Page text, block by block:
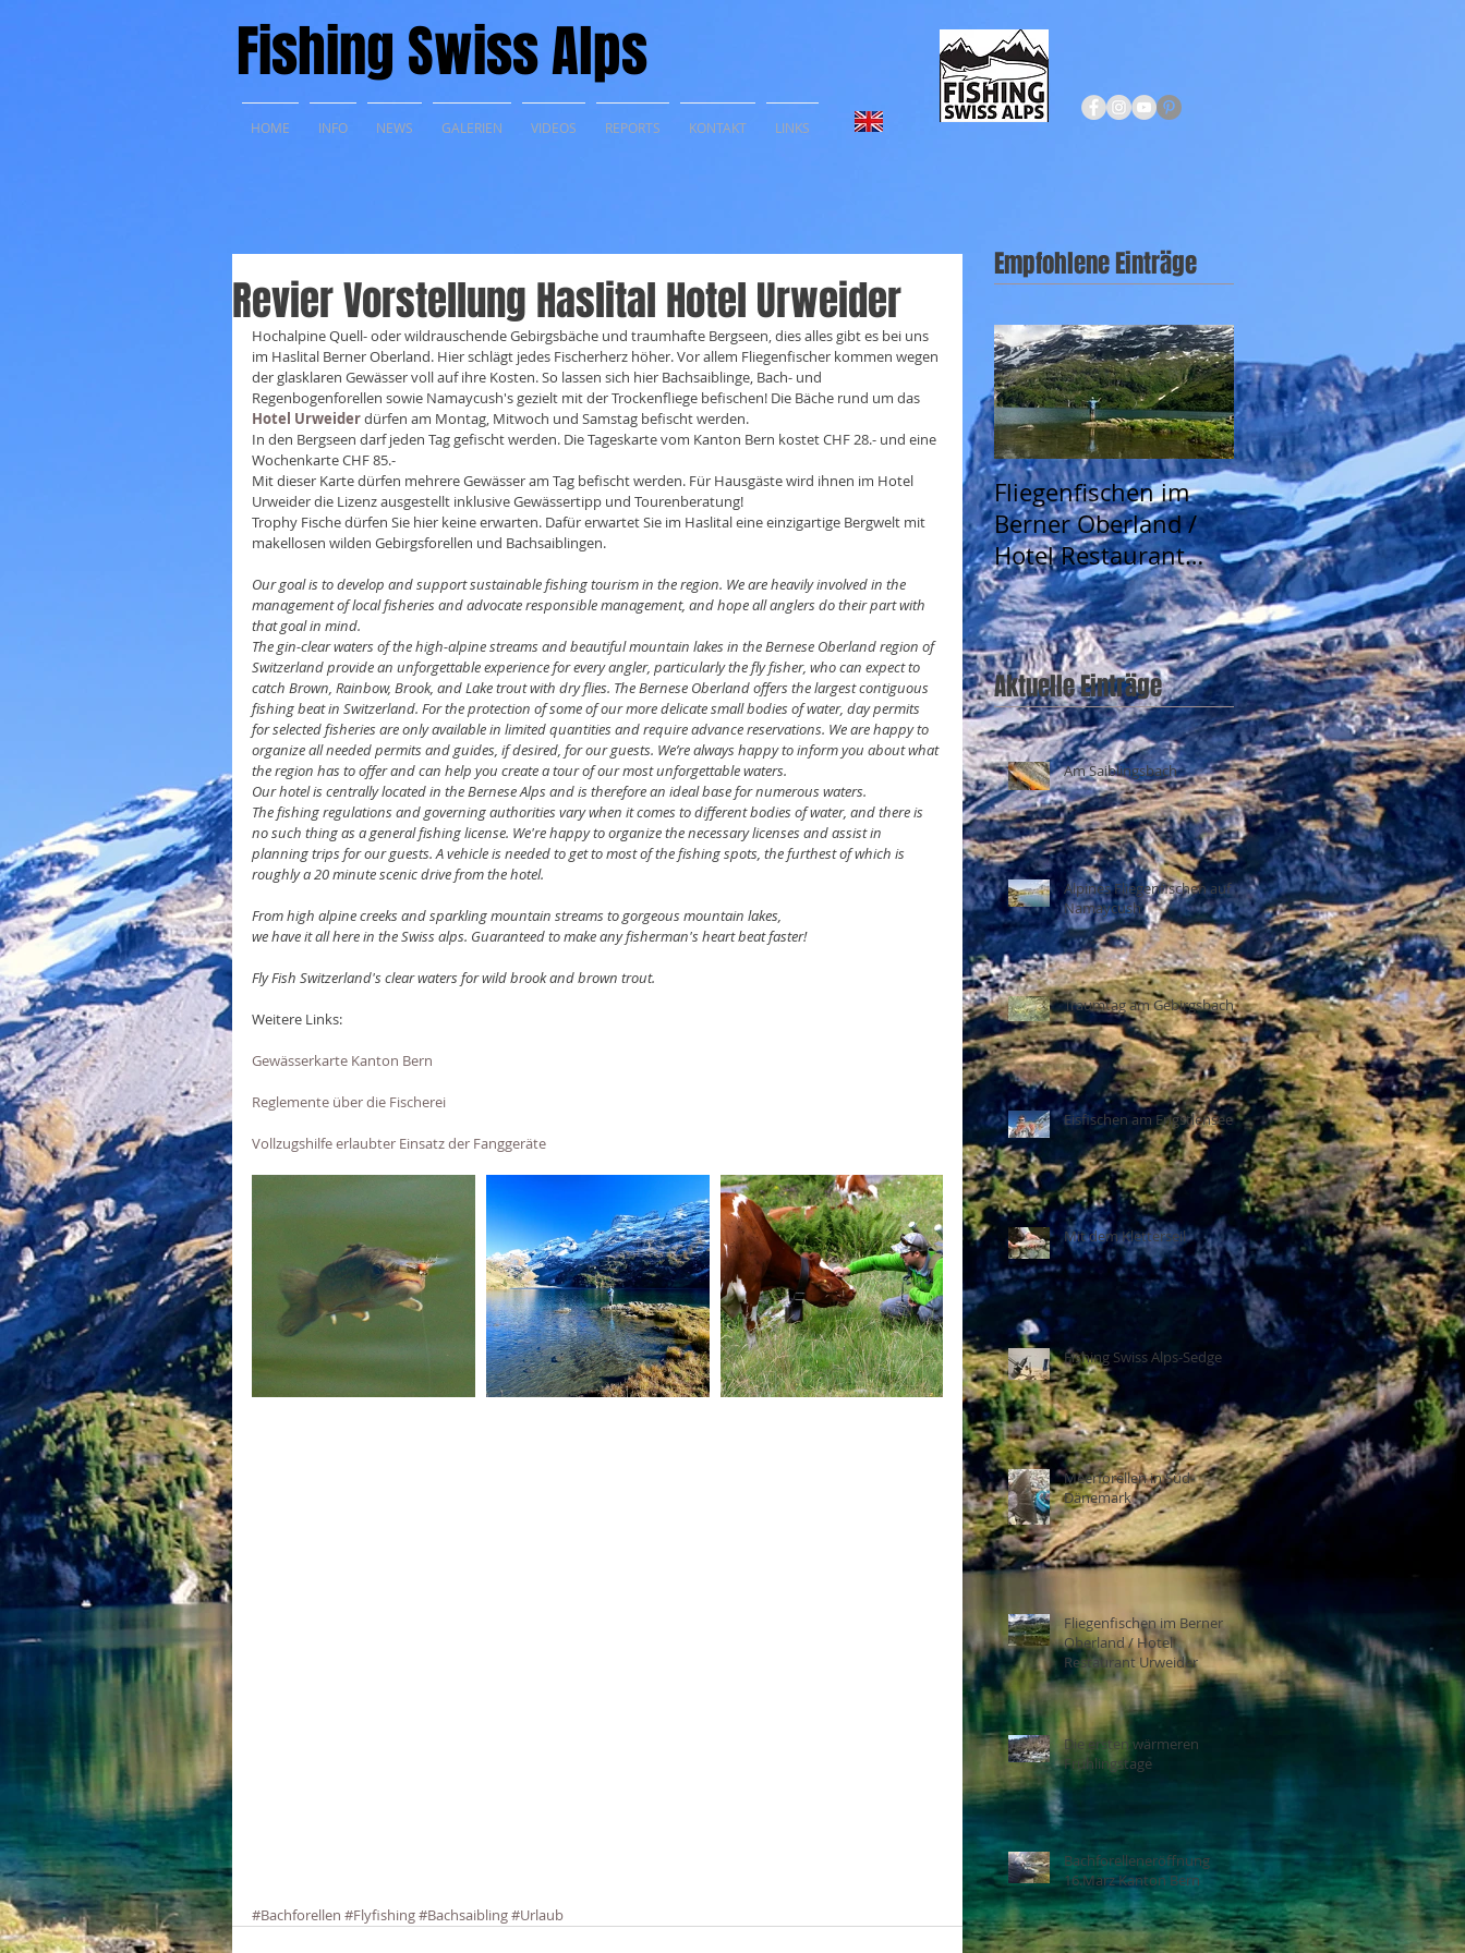
Fishing Swiss Alps
HOME INFO NEWS GALERIEN VIDEOS REPORTS KONTAKT LINKS
Revier Vorstellung Haslital Hotel Urweider
Hochalpine Quell- oder wildrauschende Gebirgsbäche und traumhafte Bergseen, dies alles gibt es bei uns
im Haslital Berner Oberland. Hier schlägt jedes Fischerherz höher. Vor allem Fliegenfischer kommen wegen
der glasklaren Gewässer voll auf ihre Kosten. So lassen sich hier Bachsaiblinge, Bach- und
Regenbogenforellen sowie Namaycush's gezielt mit der Trockenfliege befischen! Die Bäche rund um das
Hotel Urweider dürfen am Montag, Mitwoch und Samstag befischt werden.
In den Bergseen darf jeden Tag gefischt werden. Die Tageskarte vom Kanton Bern kostet CHF 28.- und eine
Wochenkarte CHF 85.-
Mit dieser Karte dürfen mehrere Gewässer am Tag befischt werden. Für Hausgäste wird ihnen im Hotel
Urweider die Lizenz ausgestellt inklusive Gewässertipp und Tourenberatung!
Trophy Fische dürfen Sie hier keine erwarten. Dafür erwartet Sie im Haslital eine einzigartige Bergwelt mit
makellosen wilden Gebirgsforellen und Bachsaiblingen.
Our goal is to develop and support sustainable fishing tourism in the region. We are heavily involved in the
management of local fisheries and advocate responsible management, and hope all anglers do their part with
that goal in mind.
The gin-clear waters of the high-alpine streams and beautiful mountain lakes in the Bernese Oberland region of
Switzerland provide an unforgettable experience for every angler, particularly the fly fisher, who can expect to
catch Brown, Rainbow, Brook, and Lake trout with dry flies. The Bernese Oberland offers the largest contiguous
fishing beat in Switzerland. For the protection of some of our more delicate small bodies of water, day permits
for selected fisheries are only available in limited quantities and require advance reservations. We are happy to
organize all needed permits and guides, if desired, for our guests. We’re always happy to inform you about what
the region has to offer and can help you create a tour of our most unforgettable waters.
Our hotel is centrally located in the Bernese Alps and is therefore an ideal base for numerous waters.
The fishing regulations and governing authorities vary when it comes to different bodies of water, and there is
no such thing as a general fishing license. We're happy to organize the necessary licenses and assist in
planning trips for our guests. A vehicle is needed to get to most of the fishing spots, the furthest of which is
roughly a 20 minute scenic drive from the hotel.
From high alpine creeks and sparkling mountain streams to gorgeous mountain lakes,
we have it all here in the Swiss alps. Guaranteed to make any fisherman's heart beat faster!
Fly Fish Switzerland's clear waters for wild brook and brown trout.
Weitere Links:
Gewässerkarte Kanton Bern
Reglemente über die Fischerei
Vollzugshilfe erlaubter Einsatz der Fanggeräte
#Bachforellen #Flyfishing#Bachsaibling#Urlaub
Empfohlene Einträge
Fliegenfischen im
Berner Oberland /
Hotel Restaurant
Urweider
Aktuelle Einträge
Am Saiblingsbach
Alpines Fliegenfischen auf
Namaycush
Traumtag am Gebirgsbach
Eisfischen am Engstlensee
Mit dem Kletterseil
Fishing Swiss Alps-Sedge
Meerforellen in Süd-
Dänemark
Fliegenfischen im Berner
Oberland / Hotel
Restaurant Urweider
Die ersten wärmeren
Frühlingstage
Bachforelleneröffnung
16.März Kanton Bern